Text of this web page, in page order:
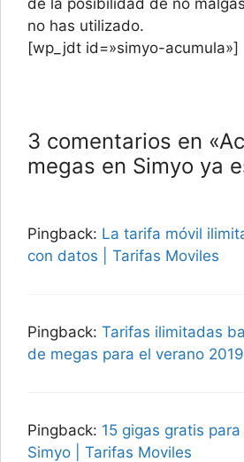
no has utilizado.
[wp_jdt id=»simyo-acumula»]
3 comentarios en
megas en Simyo ya
Pingback: La tarifa móvil
con datos | Tarifas Moviles
Pingback: Tarifas ilimitadas
de megas para el verano
Pingback: 15 gigas gratis
Simyo | Tarifas Moviles